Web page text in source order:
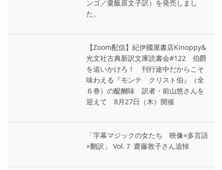
ンゴ／粟飯原文子訳）を発売しまし
た。
【Zoom配信】紀伊國屋書店Kinoppy&
光文社古典新訳文庫読書会#122 伯爵
を追いかけろ！ 刊行途中だからこそ
味わえる『モンテ゠クリスト伯』（全
６巻）の醍醐味 訳者・前山悠さんを
迎えて 8月27日（木）開催
「字幕マジックの女たち 映像×多言語
×翻訳」 Vol.７ 齋藤敦子さん追悼